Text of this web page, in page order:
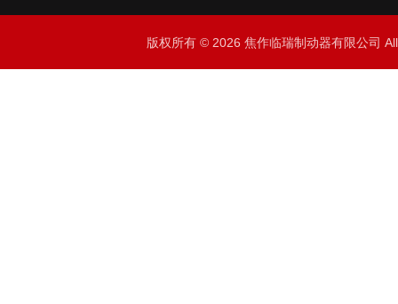
版权所有 © 2026 焦作临瑞制动器有限公